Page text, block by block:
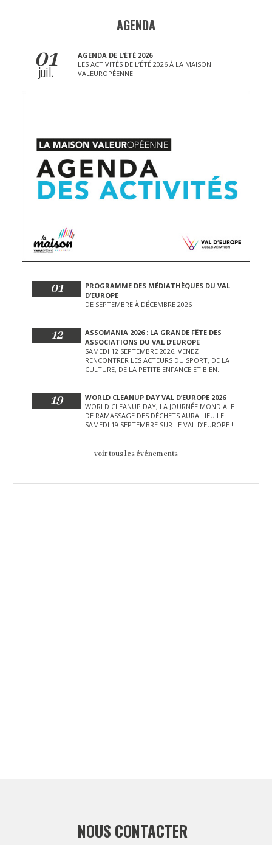
AGENDA
01
juil.
AGENDA DE L’ÉTÉ 2026
LES ACTIVITÉS DE L’ÉTÉ 2026 À LA MAISON
VALEUROPÉENNE
01
PROGRAMME DES MÉDIATHÈQUES DU VAL
D’EUROPE
DE SEPTEMBRE À DÉCEMBRE 2026
12
ASSOMANIA 2026 : LA GRANDE FÊTE DES
ASSOCIATIONS DU VAL D’EUROPE
SAMEDI 12 SEPTEMBRE 2026, VENEZ
RENCONTRER LES ACTEURS DU SPORT, DE LA
CULTURE, DE LA PETITE ENFANCE ET BIEN
19
WORLD CLEANUP DAY VAL D’EUROPE 2026
WORLD CLEANUP DAY, LA JOURNÉE MONDIALE
DE RAMASSAGE DES DÉCHETS AURA LIEU LE
SAMEDI 19 SEPTEMBRE SUR LE VAL D’EUROPE !
voir tous les événements
NOUS CONTACTER